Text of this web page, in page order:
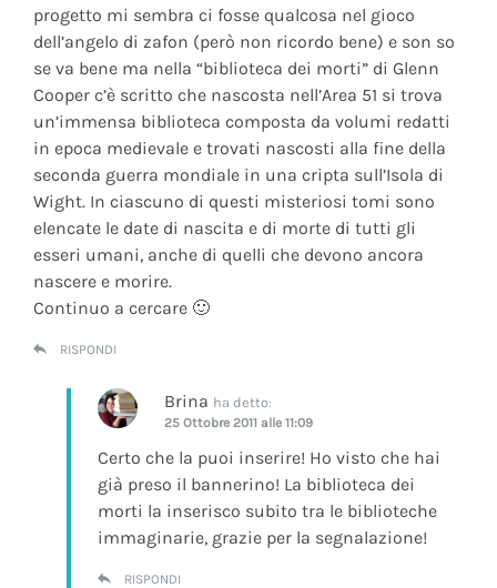
progetto mi sembra ci fosse qualcosa nel gioco
dell’angelo di zafon (però non ricordo bene) e son so
se va bene ma nella “biblioteca dei morti” di Glenn
Cooper c’è scritto che nascosta nell’Area 51 si trova
un’immensa biblioteca composta da volumi redatti
in epoca medievale e trovati nascosti alla fine della
seconda guerra mondiale in una cripta sull’Isola di
Wight. In ciascuno di questi misteriosi tomi sono
elencate le date di nascita e di morte di tutti gli
esseri umani, anche di quelli che devono ancora
nascere e morire.
Continuo a cercare 🙂
RISPONDI
Brina ha detto:
25 Ottobre 2011 alle 11:09
Certo che la puoi inserire! Ho visto che hai
già preso il bannerino! La biblioteca dei
morti la inserisco subito tra le biblioteche
immaginarie, grazie per la segnalazione!
RISPONDI